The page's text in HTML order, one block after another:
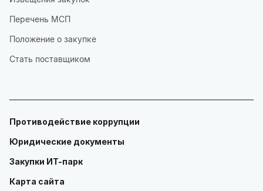
Перечень МСП
Положение о закупке
Стать поставщиком
Противодействие коррупции
Юридические документы
Закупки ИТ-парк
Карта сайта